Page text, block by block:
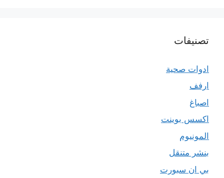
تصنيفات
ادوات صحية
ارفف
اصباغ
اكسس بوينت
المونيوم
بنشر متنقل
بي ان سبورت